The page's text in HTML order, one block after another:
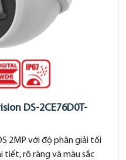
DS-2CE76D0T-
2MP với độ phân giải tối
tiết, rõ ràng và màu sắc